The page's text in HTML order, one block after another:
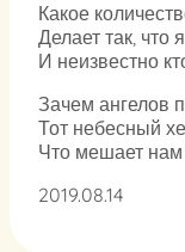
Какое
Делает так, что
И неизвестно
Зачем ангелов
Тот небесный
Что мешает нам
2019.08.14